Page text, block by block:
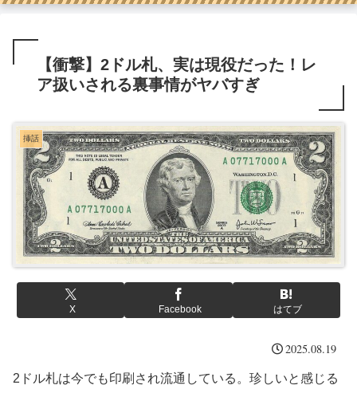
【衝撃】2ドル札、実は現役だった！レ
ア扱いされる裏事情がヤバすぎ
挿話
X Facebook はてブ
2025.08.19
2ドル札は今でも印刷され流通している。珍しいと感じる